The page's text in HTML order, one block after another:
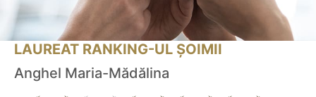
LAUREAT RANKING-UL ȘOIMII
Anghel Maria-Mădălina